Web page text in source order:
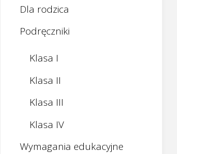
Dla rodzica
Podręczniki
Klasa I
Klasa II
Klasa III
Klasa IV
Wymagania edukacyjne